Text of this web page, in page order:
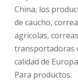
China, los
de caucho,
agrícolas,
transportadoras
calidad de
Para productos: